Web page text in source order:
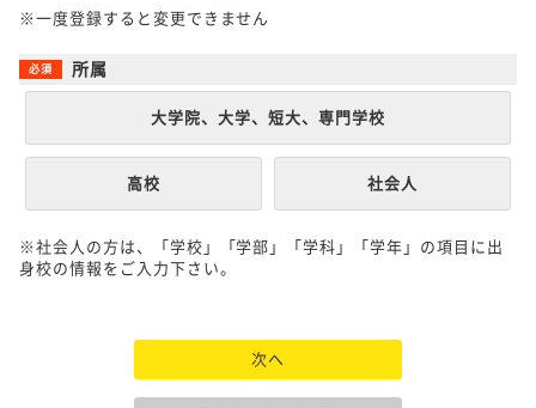
※一度登録すると変更できません
所属
大学院、大学、短大、専門学校
高校 社会人
※社会人の方は、「学校」「学部」「学科」「学年」の項目に出
身校の情報をご入力下さい。
次へ